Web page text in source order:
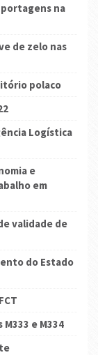
na
de zelo nas
polaco
Logística
e
em
validade de
do Estado
e M334